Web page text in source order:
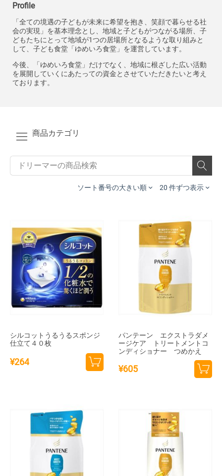
Profile
「全ての境遇の子どもが未来に希望を抱き、笑顔で暮らせる社
会の実現」を基本理念とし、地域と子どもがつながる場所、子
どもたちにとって地域が1つの居場所となるような取り組みと
して、子ども食堂「ゆめいろ食堂」を運営しています。
今後、「ゆめいろ食堂」だけでなく、地域に根ざした広い活動
を展開していくにあたっての資金とさせていただきたいと考え
ております。
商品カテゴリ
ソート番号の大きい順 20 件ずつ表示
シルコットうるうるスポンジ
仕立て４０枚
¥264
パンテーン エクストラダメ
ージケア トリートメントコ
ンディショナー つめかえ
¥605